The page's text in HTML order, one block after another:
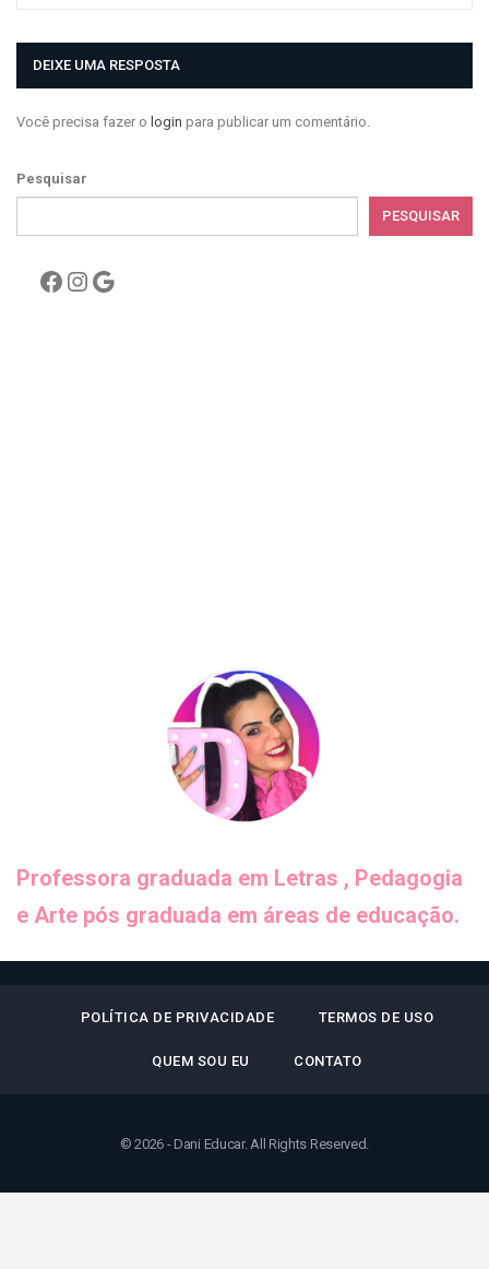
DEIXE UMA RESPOSTA
Você precisa fazer o login para publicar um comentário.
Pesquisar
PESQUISAR
Facebook
Instagram
Google
Professora graduada em Letras , Pedagogia
e Arte pós graduada em áreas de educação.
POLÍTICA DE PRIVACIDADE TERMOS DE USO
QUEM SOU EU CONTATO
© 2026 - Dani Educar. All Rights Reserved.